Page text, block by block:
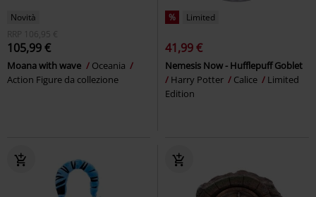
Novità
RRP
106,95 €
105,99 €
Moana with wave
Oceania
Action Figure da collezione
% Limited
41,99 €
Nemesis Now - Hufflepuff Goblet
Harry Potter
Calice
Limited
Edition